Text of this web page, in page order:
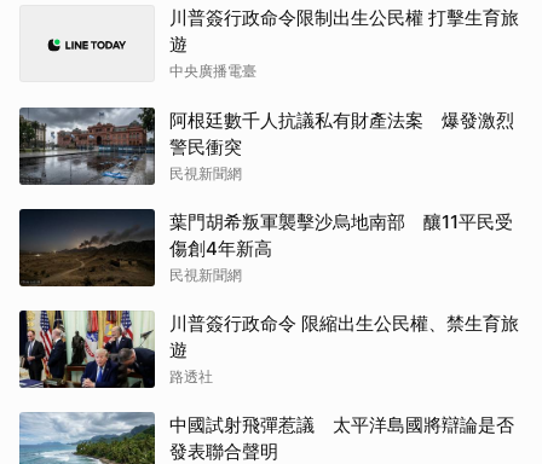
川普簽行政命令限制出生公民權 打擊生育旅
遊
中央廣播電臺
阿根廷數千人抗議私有財產法案 爆發激烈
警民衝突
民視新聞網
葉門胡希叛軍襲擊沙烏地南部 釀11平民受
傷創4年新高
民視新聞網
川普簽行政命令 限縮出生公民權、禁生育旅
遊
路透社
中國試射飛彈惹議 太平洋島國將辯論是否
發表聯合聲明